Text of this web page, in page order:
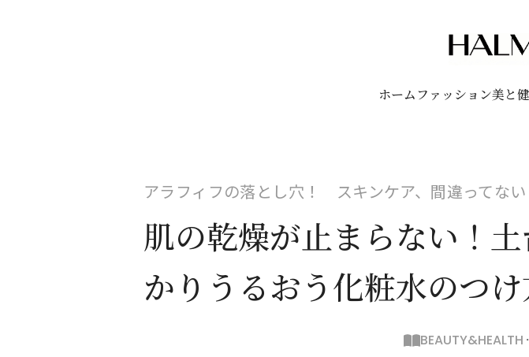
ホーム ファッション美と
アラフィフの落とし穴！ スキンケア、間違ってない
肌の乾燥が止まらない！
かりうるおう化粧水のつ
BEAUTY&HEALTH